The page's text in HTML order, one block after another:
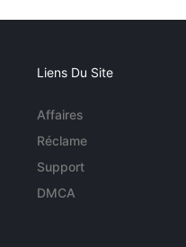
Liens Du Site
Affaires
Réclame
Support
DMCA